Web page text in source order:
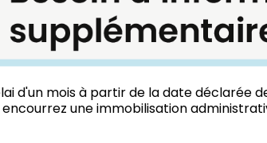
d'un mois à partir de la date déclarée
encourrez une immobilisation